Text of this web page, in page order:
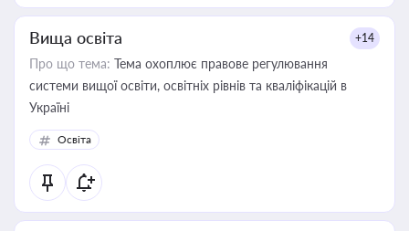
Вища освіта +14
Про що тема: Тема охоплює правове регулювання
системи вищої освіти, освітніх рівнів та кваліфікацій в
Україні
Освіта